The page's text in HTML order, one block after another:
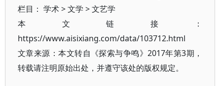
栏目： 学术>文学 >文艺学
本文链接：
https://www.aisixiang.com/data/103712.html
文章来源：本文转自《探索与争鸣》2017年第3期，
转载请注明原始出处，并遵守该处的版权规定。